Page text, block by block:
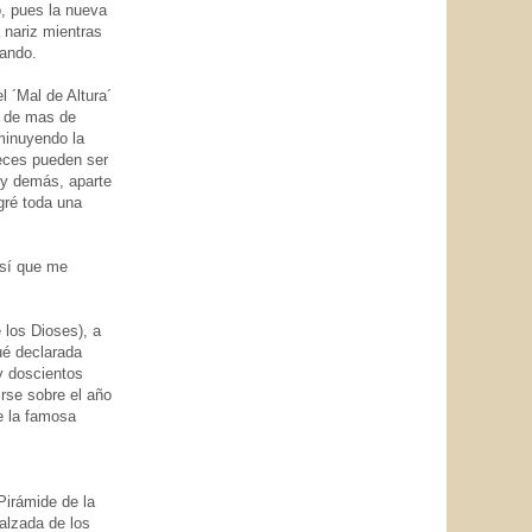
pues la nueva
mientras
de Altura´
mas de
la
pueden ser
demás, aparte
toda una
que me
los Dioses), a
declarada
doscientos
sobre el año
la famosa
de la
de los